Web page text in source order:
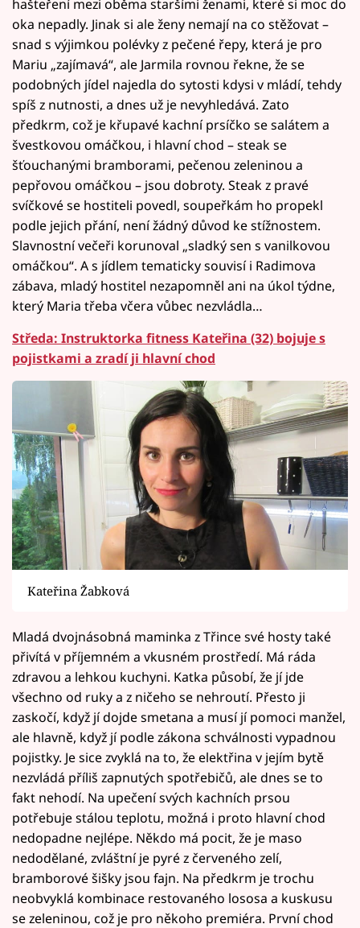
hašteření mezi oběma staršími ženami, které si moc do
oka nepadly. Jinak si ale ženy nemají na co stěžovat –
snad s výjimkou polévky z pečené řepy, která je pro
Mariu „zajímavá“, ale Jarmila rovnou řekne, že se
podobných jídel najedla do sytosti kdysi v mládí, tehdy
spíš z nutnosti, a dnes už je nevyhledává. Zato
předkrm, což je křupavé kachní prsíčko se salátem a
švestkovou omáčkou, i hlavní chod – steak se
šťouchanými bramborami, pečenou zeleninou a
pepřovou omáčkou – jsou dobroty. Steak z pravé
svíčkové se hostiteli povedl, soupeřkám ho propekl
podle jejich přání, není žádný důvod ke stížnostem.
Slavnostní večeři korunoval „sladký sen s vanilkovou
omáčkou“. A s jídlem tematicky souvisí i Radimova
zábava, mladý hostitel nezapomněl ani na úkol týdne,
který Maria třeba včera vůbec nezvládla…
Středa: Instruktorka fitness Kateřina (32) bojuje s
pojistkami a zradí ji hlavní chod
Kateřina Žabková
Mladá dvojnásobná maminka z Třince své hosty také
přivítá v příjemném a vkusném prostředí. Má ráda
zdravou a lehkou kuchyni. Katka působí, že jí jde
všechno od ruky a z ničeho se nehroutí. Přesto ji
zaskočí, když jí dojde smetana a musí jí pomoci manžel,
ale hlavně, když jí podle zákona schválnosti vypadnou
pojistky. Je sice zvyklá na to, že elektřina v jejím bytě
nezvládá příliš zapnutých spotřebičů, ale dnes se to
fakt nehodí. Na upečení svých kachních prsou
potřebuje stálou teplotu, možná i proto hlavní chod
nedopadne nejlépe. Někdo má pocit, že je maso
nedodělané, zvláštní je pyré z červeného zelí,
bramborové šišky jsou fajn. Na předkrm je trochu
neobvyklá kombinace restovaného lososa a kuskusu
se zeleninou, což je pro někoho premiéra. První chod